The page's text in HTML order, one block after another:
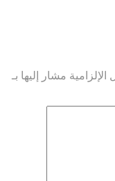
الإلزامية مشار إليها بـ